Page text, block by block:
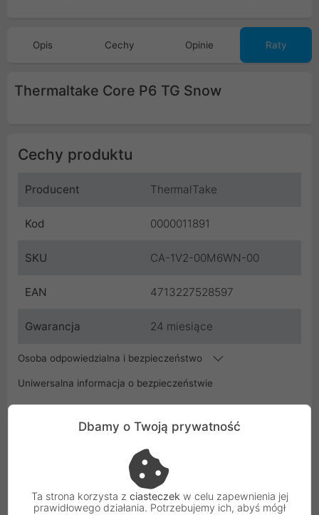
Opis Cechy Opinie Raty
Thermaltake Core P6 TG Snow
Cechy produktu
Producent ThermalTake
Kod 0000011891
SKU CA-1V2-00M6WN-00
EAN 4713227528597
Gwarancja 24 miesiące
Osoba odpowiedzialna i bezpieczeństwo
Uniwersalna informacja o bezpieczeństwie
Dbamy o Twoją prywatność
Ta strona korzysta z ciasteczek w celu zapewnienia jej
prawidłowego działania. Potrzebujemy ich, abyś mógł